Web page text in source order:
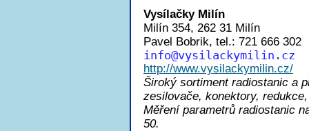
Vysílačky Milín
Milín 354, 262 31 Milín
Pavel Bobrik, tel.: 721 666 302
info@vysilackymilin.cz
http://www.vysilackymilin.cz/
Široký sortiment radiostanic a
zesilovače, konektory,
Měření parametrů radiostanic
50.